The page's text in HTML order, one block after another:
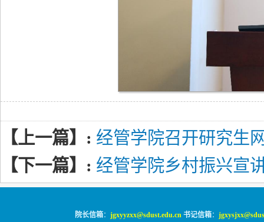
【上一篇】: 经管学院召开研究生
【下一篇】: 经管学院乡村振兴宣
院长信箱： jgxyyzxx@sdust.edu.cn 书记信箱：